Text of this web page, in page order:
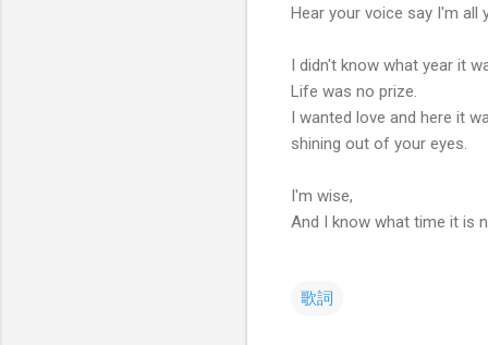
Hear your voice say I'm all
I didn't know what year it
Life was no prize.
I wanted love and here it
shining out of your eyes.
I'm wise,
And I know what time it is
歌詞